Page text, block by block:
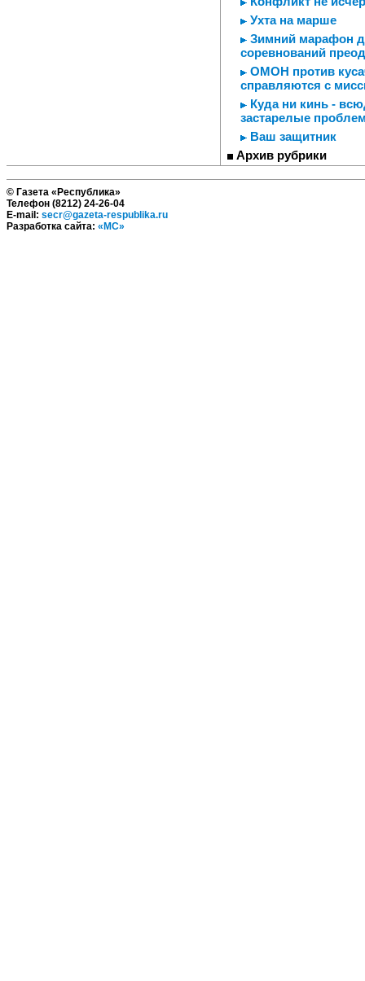
Ухта на марше
Зимний марафон
соревнований
ОМОН против
справляются с
Куда ни кинь -
застарелые
Ваш защитник
Архив рубрики
© Газета «Республика»
Телефон (8212) 24-26-04
E-mail: secr@gazeta-respublika.ru
Разработка сайта: «МС»